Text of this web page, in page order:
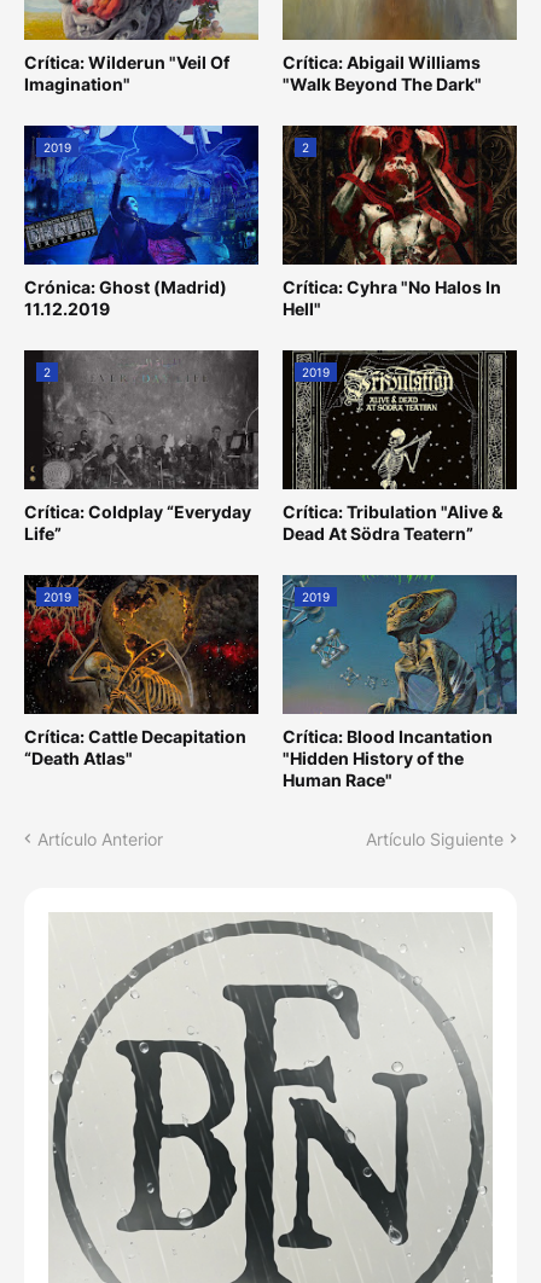
Crítica: Wilderun "Veil Of
Imagination"
Crítica: Abigail Williams
"Walk Beyond The Dark"
2019
Crónica: Ghost (Madrid)
11.12.2019
2
Crítica: Cyhra "No Halos In
Hell"
2
Crítica: Coldplay “Everyday
Life”
2019
Crítica: Tribulation "Alive &
Dead At Södra Teatern”
2019
Crítica: Cattle Decapitation
“Death Atlas"
2019
Crítica: Blood Incantation
"Hidden History of the
Human Race"
Artículo Anterior Artículo Siguiente